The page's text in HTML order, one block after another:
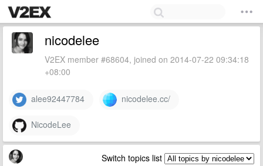
nicodelee
V2EX member #68604, joined on 2014-07-22 09:34:18
+08:00
alee92447784 nicodelee.cc/
NicodeLee
Switch topics list